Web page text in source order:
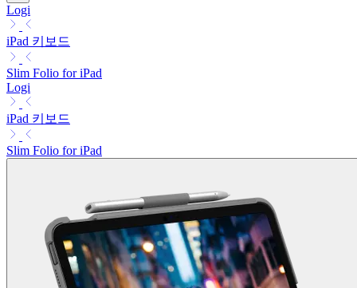
Logi
iPad 키보드
Slim Folio for iPad
Logi
iPad 키보드
Slim Folio for iPad